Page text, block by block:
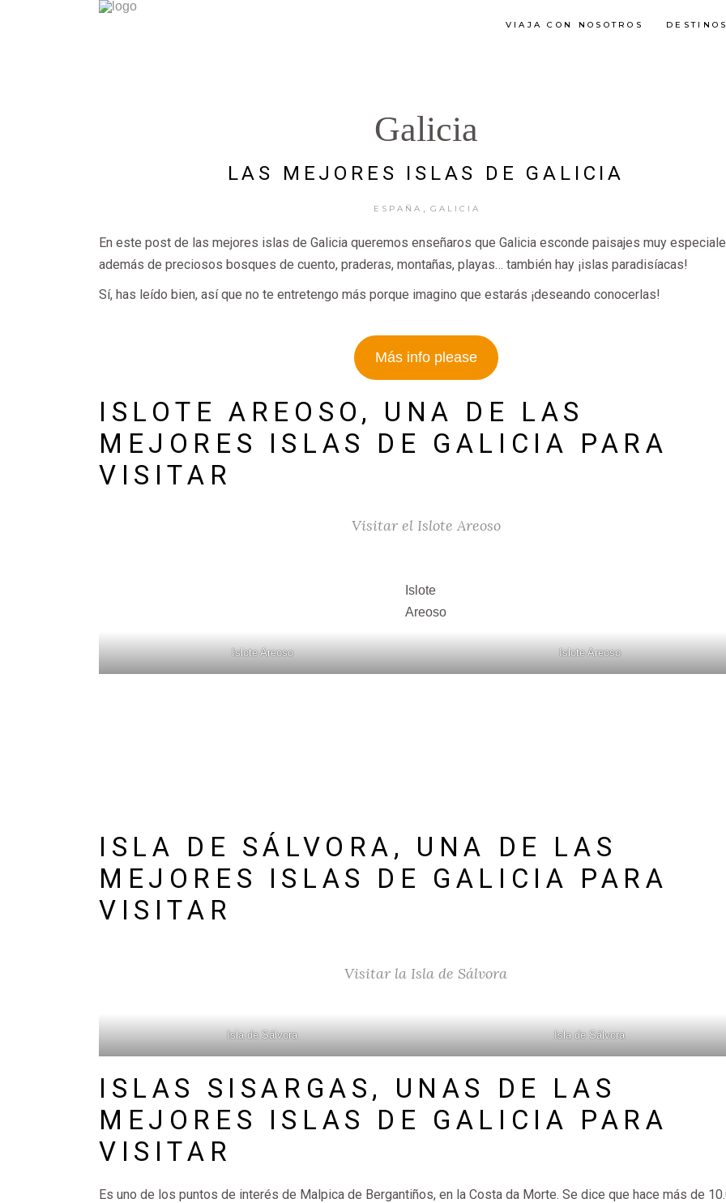
VIAJA CON NOSOTROS DESTINOS
Galicia
LAS MEJORES ISLAS DE GALICIA
ESPAÑA GALICIA
En este post de las mejores islas de Galicia queremos enseñaros que Galicia esconde paisajes muy
además de preciosos bosques de cuento, praderas, montañas, playas… también hay ¡islas paradisíacas!
Sí, has leído bien, así que no te entretengo más porque imagino que estarás ¡deseando conocerlas!
Más info please
ISLOTE AREOSO, UNA DE LAS
MEJORES ISLAS DE GALICIA PARA
VISITAR
Visitar el Islote Areoso
Islote
Areoso
Islote Areoso Islote Areoso
ISLA DE SÁLVORA, UNA DE LAS
MEJORES ISLAS DE GALICIA PARA
VISITAR
Visitar la Isla de Sálvora
Isla de Sálvora Isla de Sálvora
ISLAS SISARGAS, UNAS DE LAS
MEJORES ISLAS DE GALICIA PARA
VISITAR
Es uno de los puntos de interés de Malpica de Bergantiños, en la Costa da Morte. Se dice que hace más de